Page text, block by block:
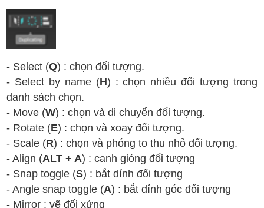
- Select (Q) : chọn đối tượng.
- Select by name (H) : chọn nhiều đối tượng trong
danh sách chọn.
- Move (W) : chọn và di chuyển đối tượng.
- Rotate (E) : chọn và xoay đối tượng.
- Scale (R) : chọn và phóng to thu nhỏ đối tượng.
- Align (ALT + A) : canh gióng đối tượng
- Snap toggle (S) : bắt dính đối tượng
- Angle snap toggle (A) : bắt dính góc đối tượng
- Mirror : vẽ đối xứng